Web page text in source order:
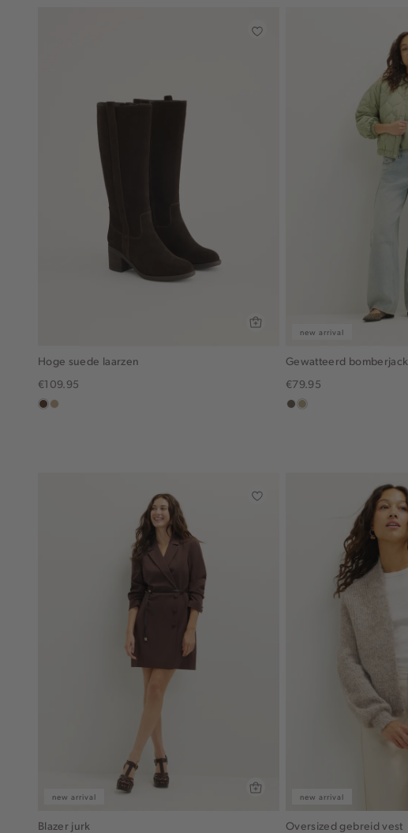
Hoge suede laarzen
€109.95
donkerbruin
zand
new arrival
Gewatteerd bomberjack
€79.95
middenbruin
lichtkhaki
new arrival
Blazer jurk
new arrival
Oversized gebreid vest